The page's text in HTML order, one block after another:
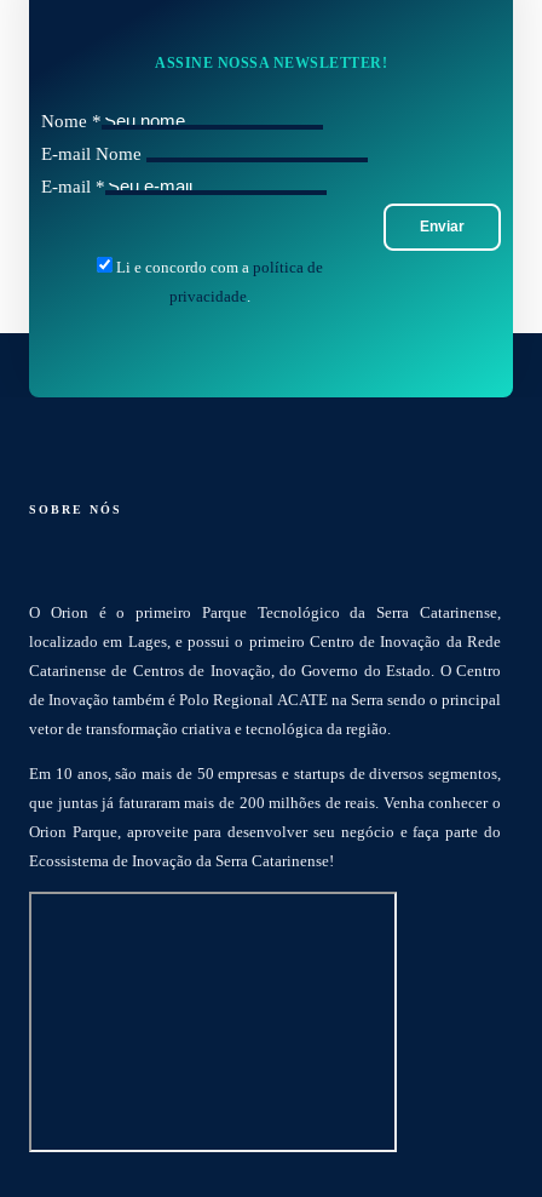
ASSINE NOSSA NEWSLETTER!
Nome *
E-mail Nome
E-mail *
Enviar
Li e concordo com a política de
privacidade.
SOBRE NÓS
O Orion é o primeiro Parque Tecnológico da Serra Catarinense,
localizado em Lages, e possui o primeiro Centro de Inovação da Rede
Catarinense de Centros de Inovação, do Governo do Estado. O Centro
de Inovação também é Polo Regional ACATE na Serra sendo o principal
vetor de transformação criativa e tecnológica da região.
Em 10 anos, são mais de 50 empresas e startups de diversos segmentos,
que juntas já faturaram mais de 200 milhões de reais. Venha conhecer o
Orion Parque, aproveite para desenvolver seu negócio e faça parte do
Ecossistema de Inovação da Serra Catarinense!